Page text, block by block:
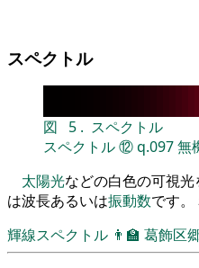
スペクトル
図 5 . スペクトル
スペクトル⑫q.097無
太陽光などの白色の可視
は波長あるいは振動数です。
輝線スペクトル 👨‍🏫 葛飾区